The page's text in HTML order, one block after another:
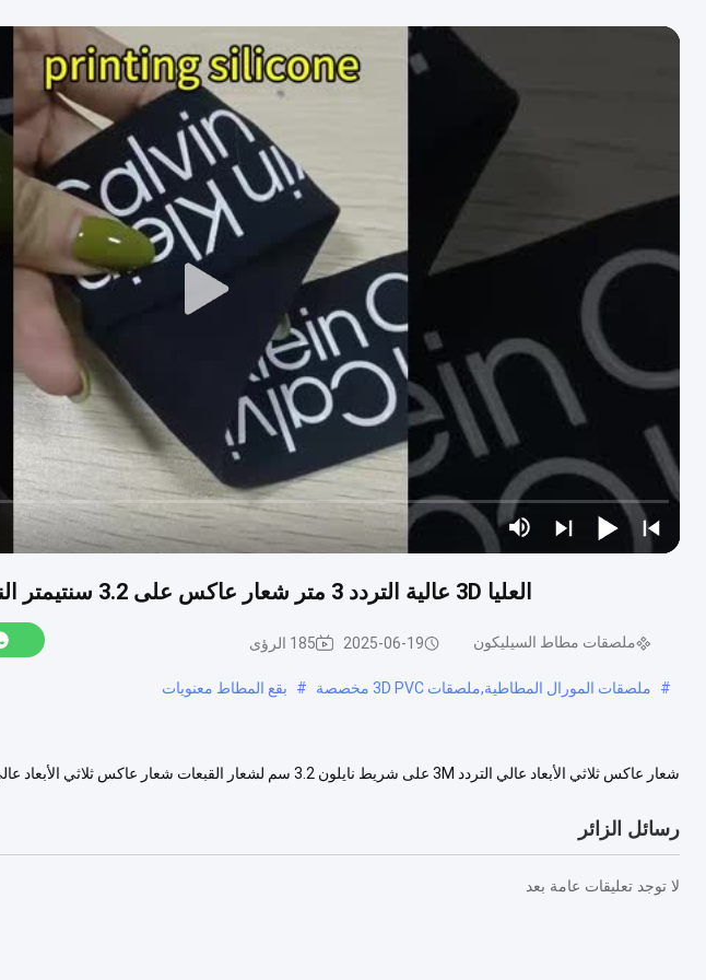
العليا 3D عالية التردد 3 متر شعار عاكس على 3.2 سنتيمتر النايلون الشريط للقبعات شعار
ملصقات مطاط السيليكون 2025-06-19 185 الرؤى
# ملصقات المورال المطاطية,ملصقات 3D PVC مخصصة # بقع المطاط معنويات
رسائل الزائر
لا توجد تعليقات عامة بعد